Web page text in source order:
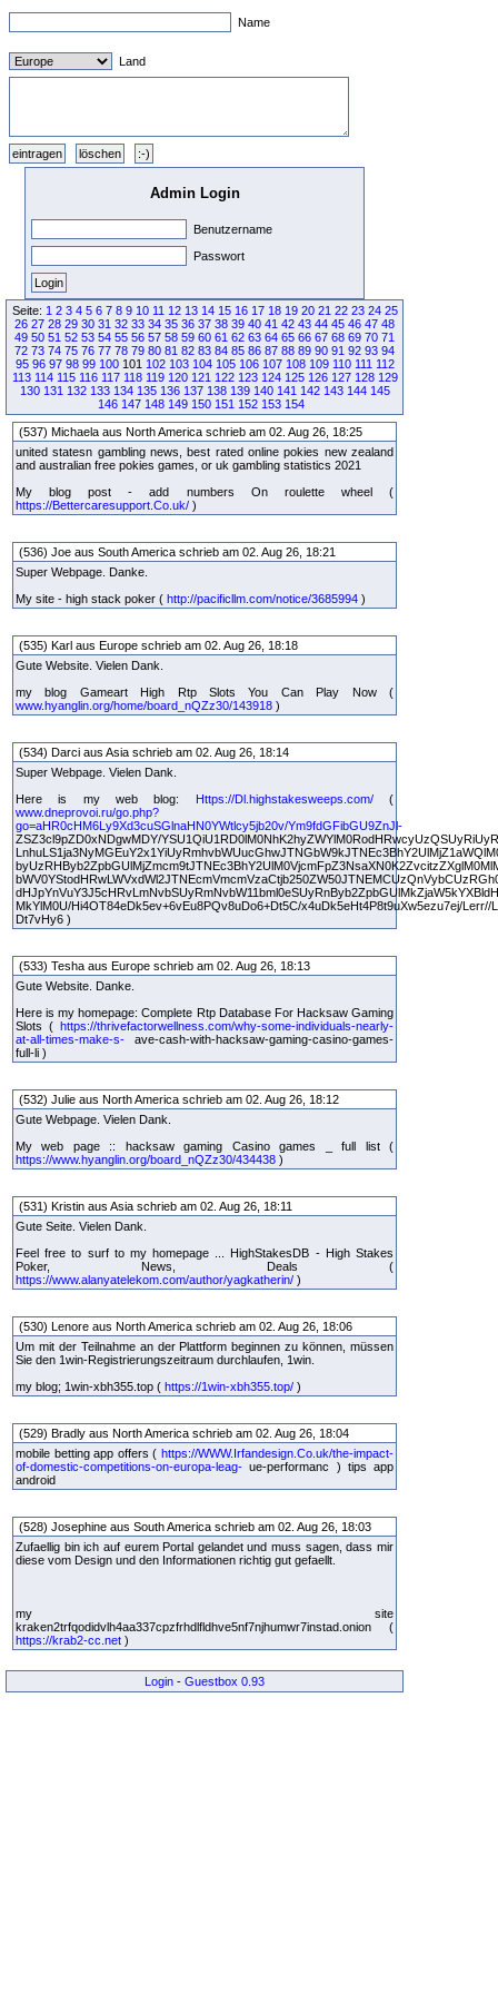
Name
Land
Admin Login
Benutzername
Passwort
Seite: 1 2 3 4 5 6 7 8 9 10 11 12 13 14 15 16 17 18 19 20 21 22 23 24 25
26 27 28 29 30 31 32 33 34 35 36 37 38 39 40 41 42 43 44 45 46 47 48
49 50 51 52 53 54 55 56 57 58 59 60 61 62 63 64 65 66 67 68 69 70 71
72 73 74 75 76 77 78 79 80 81 82 83 84 85 86 87 88 89 90 91 92 93 94
95 96 97 98 99 100101 102 103 104 105 106 107 108 109 110 111 112
113 114 115 116 117 118 119 120 121 122 123 124 125 126 127 128 129
130 131 132 133 134 135 136 137 138 139 140 141 142 143 144 145
146 147 148 149 150 151 152 153 154
(537) Michaela aus North America schrieb am 02. Aug 26, 18:25
united statesn gambling news, best rated online pokies new zealand
and australian free pokies games, or uk gambling statistics 2021
My blog post - add numbers On roulette wheel (
https://Bettercaresupport.Co.uk/ )
(536) Joe aus South America schrieb am 02. Aug 26, 18:21
Super Webpage. Danke.
My site - high stack poker ( http://pacificllm.com/notice/3685994 )
(535) Karl aus Europe schrieb am 02. Aug 26, 18:18
Gute Website. Vielen Dank.
my blog Gameart High Rtp Slots You Can Play Now (
www.hyanglin.org/home/board_nQZz30/143918 )
(534) Darci aus Asia schrieb am 02. Aug 26, 18:14
Super Webpage. Vielen Dank.
Here is my web blog:
Https://Dl.highstakesweeps.com/(
www.dneprovoi.ru/go.php?
go=aHR0cHM6Ly9Xd3cuSGlnaHN0YWtlcy5jb20v/Ym9fdGFibGU9ZnJl-
ZSZ3cl9pZD0xNDgwMDY/
MkYlM0U/Hi4OT84eDk5ev+6vEu8PQv8uDo6+Dt5C/x4uDk5eHt4P8t9uXw5ezu7ej/Lerr//
Dt7vHy6 )
(533) Tesha aus Europe schrieb am 02. Aug 26, 18:13
Gute Website. Danke.
Here is my homepage: Complete Rtp Database For Hacksaw Gaming
Slots ( https://thrivefactorwellness.com/why-some-individuals-nearly-
at-all-times-make-s- ave-cash-with-hacksaw-gaming-casino-games-
full-li )
(532) Julie aus North America schrieb am 02. Aug 26, 18:12
Gute Webpage. Vielen Dank.
My web page :: hacksaw gaming Casino games _ full list (
https://www.hyanglin.org/board_nQZz30/434438 )
(531) Kristin aus Asia schrieb am 02. Aug 26, 18:11
Gute Seite. Vielen Dank.
Feel free to surf to my homepage ... HighStakesDB - High Stakes
Poker, News, Deals (
https://www.alanyatelekom.com/author/yagkatherin/ )
(530) Lenore aus North America schrieb am 02. Aug 26, 18:06
Um mit der Teilnahme an der Plattform beginnen zu können, müssen
Sie den 1win-Registrierungszeitraum durchlaufen, 1win.
my blog; 1win-xbh355.top ( https://1win-xbh355.top/ )
(529) Bradly aus North America schrieb am 02. Aug 26, 18:04
mobile betting app offers ( https://WWW.Irfandesign.Co.uk/the-impact-
of-domestic-competitions-on-europa-leag- ue-performanc ) tips app
android
(528) Josephine aus South America schrieb am 02. Aug 26, 18:03
Zufaellig bin ich auf eurem Portal gelandet und muss sagen, dass mir
diese vom Design und den Informationen richtig gut gefaellt.
my site
kraken2trfqodidvlh4aa337cpzfrhdlfldhve5nf7njhumwr7instad.onion (
https://krab2-cc.net )
Login - Guestbox 0.93